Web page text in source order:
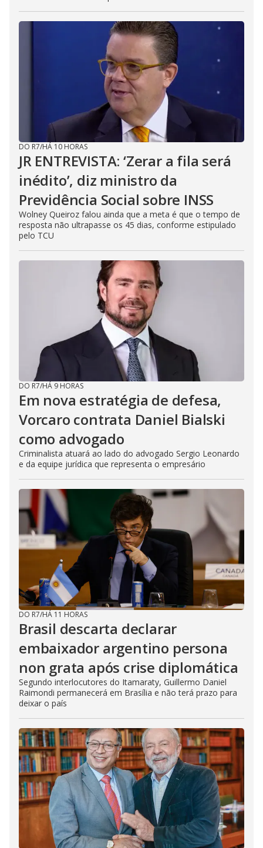
DO R7/HÁ 10 HORAS
JR ENTREVISTA: ‘Zerar a fila será
inédito’, diz ministro da
Previdência Social sobre INSS
Wolney Queiroz falou ainda que a meta é que o tempo de
resposta não ultrapasse os 45 dias, conforme estipulado
pelo TCU
DO R7/HÁ 9 HORAS
Em nova estratégia de defesa,
Vorcaro contrata Daniel Bialski
como advogado
Criminalista atuará ao lado do advogado Sergio Leonardo
e da equipe jurídica que representa o empresário
DO R7/HÁ 11 HORAS
Brasil descarta declarar
embaixador argentino persona
non grata após crise diplomática
Segundo interlocutores do Itamaraty, Guillermo Daniel
Raimondi permanecerá em Brasília e não terá prazo para
deixar o país